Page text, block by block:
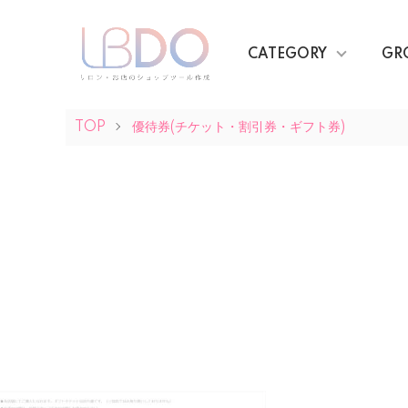
CATEGORY
TOP 優待券(チケット・割引券・ギフト券)